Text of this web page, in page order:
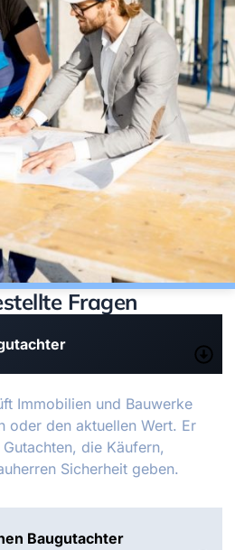
Fragen
Immobilien und Bauwerke
oder den aktuellen Wert. Er
die Käufern,
Sicherheit geben.
Baugutachter